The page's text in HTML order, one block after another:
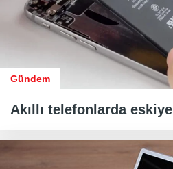
Gündem
Akıllı telefonlarda